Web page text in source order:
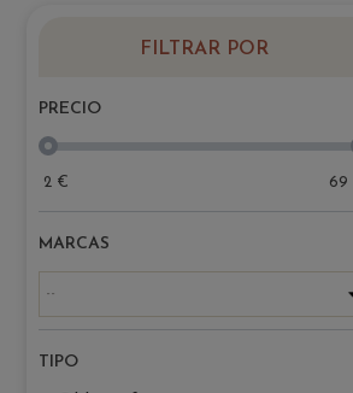
FILTRAR POR
PRECIO
2 € 69
MARCAS
TIPO